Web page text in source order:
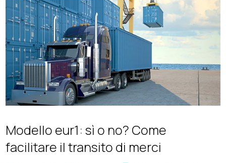
Modello eur1: sì o no? Come
facilitare il transito di merci